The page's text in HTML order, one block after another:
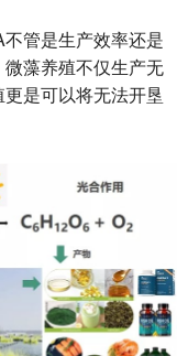
管是生产效率还是
藻养殖不仅生产无
是可以将无法开垦